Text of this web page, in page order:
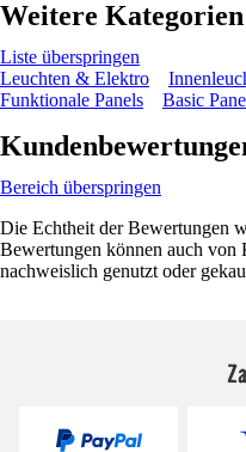
Weitere Kategorien
Liste überspringen
Leuchten & Elektro
Funktionale Panels
Basic
Bereich überspringen
Die Echtheit der Bewertungen
Bewertungen können auch von
nachweislich genutzt oder